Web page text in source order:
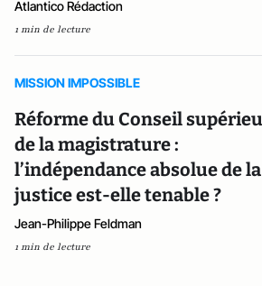
Atlantico Rédaction
1 min de lecture
MISSION IMPOSSIBLE
Réforme du Conseil
de la magistrature :
l’indépendance absolue de la
justice est-elle tenable ?
Jean-Philippe Feldman
1 min de lecture